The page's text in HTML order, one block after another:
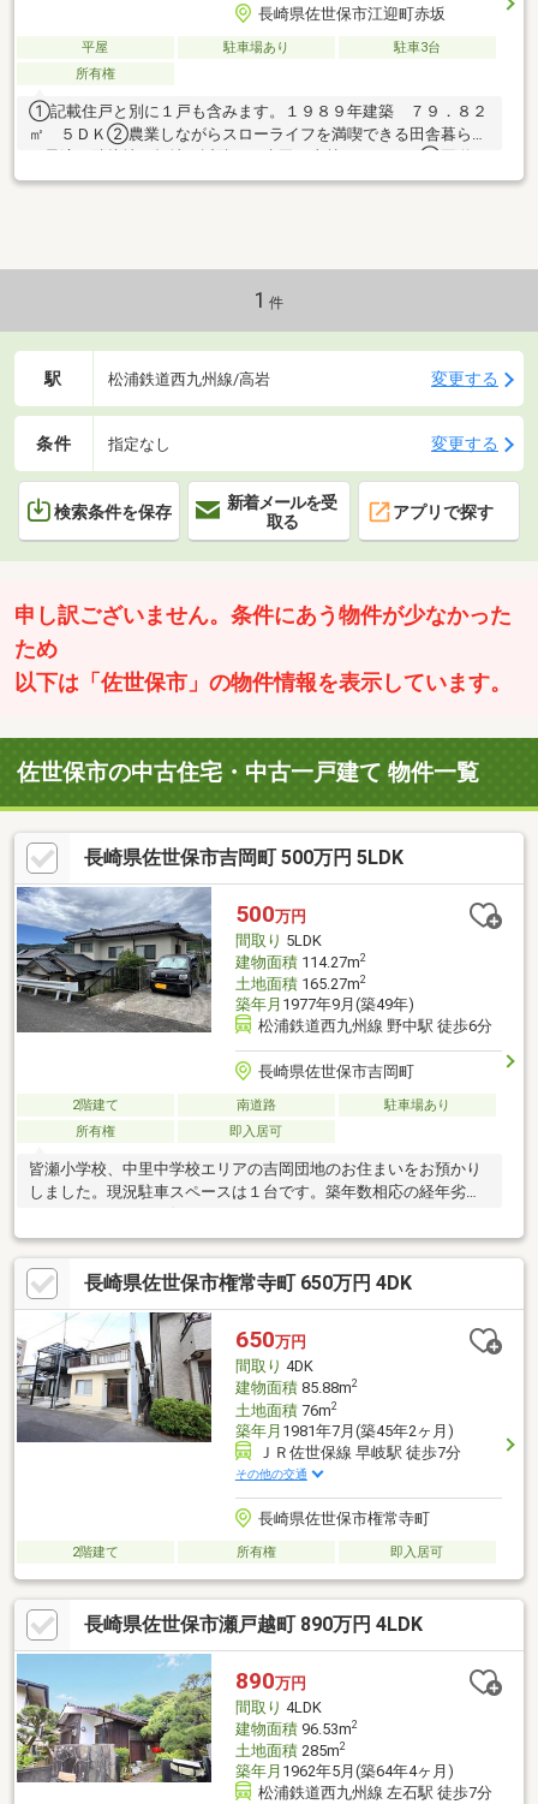
長崎県佐世保市江迎町赤坂
平屋 駐車場あり
駐車3台
所有権
①記載住戸と別に１戸も含みます。１９８９年建築 ７９．８２
㎡ ５ＤＫ②農業しながらスローライフを満喫できる田舎暮らし
０４号に面して、畑と大きな柿の木などの庭に囲まれた平屋２
1 件
駅 松浦鉄道西九州線/高岩 変更する
条件 指定なし 変更する
検索条件を保存
新着メールを受
取る
アプリで探す
申し訳ございません。条件にあう物件が少なかった
ため
以下は「佐世保市」の物件情報を表示しています。
佐世保市の中古住宅・中古一戸建て 物件一覧
長崎県佐世保市吉岡町 500万円 5LDK
500万円
間取り 5LDK
建物面積114.27m2
土地面積165.27m2
築年月 1977年9月(築49年)
松浦鉄道西九州線 野中駅 徒歩6分
長崎県佐世保市吉岡町
2階建て 南道路
駐車場あり
所有権
即入居可
皆瀬小学校、中里中学校エリアの吉岡団地のお住まいをお預かり
しました。現況駐車スペースは１台です。築年数相応の経年劣化
か？
長崎県佐世保市権常寺町 650万円 4DK
650万円
間取り 4DK
建物面積85.88m2
土地面積76m2
築年月 1981年7月(築45年2ヶ月)
ＪＲ佐世保線 早岐駅 徒歩7分
その他の交通
長崎県佐世保市権常寺町
2階建て 所有権 即入居可
長崎県佐世保市瀬戸越町 890万円 4LDK
890万円
間取り 4LDK
建物面積96.53m2
土地面積285m2
築年月 1962年5月(築64年4ヶ月)
松浦鉄道西九州線 左石駅 徒歩7分